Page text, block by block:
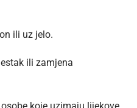
ili uz jelo.
ili zamjena
koje uzimaju lijekove